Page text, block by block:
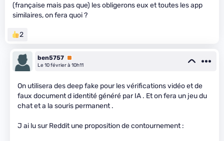
(française mais pas que) les obligerons eux et toutes les app
similaires, on fera quoi ?
2
ben5757 Premium
Le 10 février à 10h11
On utilisera des deep fake pour les vérifications vidéo et de
faux document d identité généré par IA . Et on fera un jeu du
chat et a la souris permanent .
J ai lu sur Reddit une proposition de contournement :